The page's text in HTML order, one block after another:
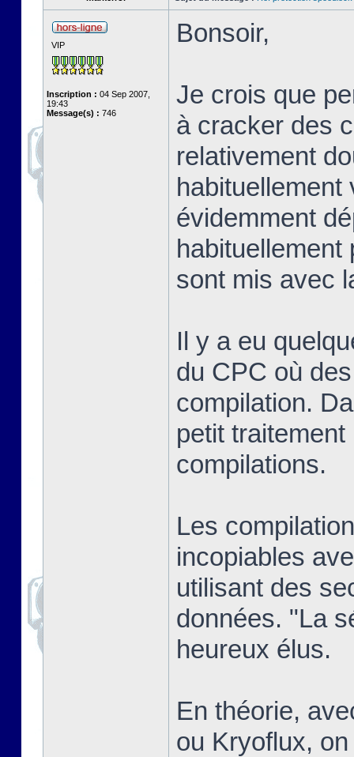
VIP
Inscription : 04 Sep 2007,
19:43
Message(s) : 746
Bonsoir,
Je crois que
à cracker des
relativement
habituellement
évidemment
sont mis avec
Il y a eu
du CPC où
compilation.
petit
compilations.
Les
incopiables
utilisant des
données. "La
heureux élus.
En théorie,
ou Kryoflux,